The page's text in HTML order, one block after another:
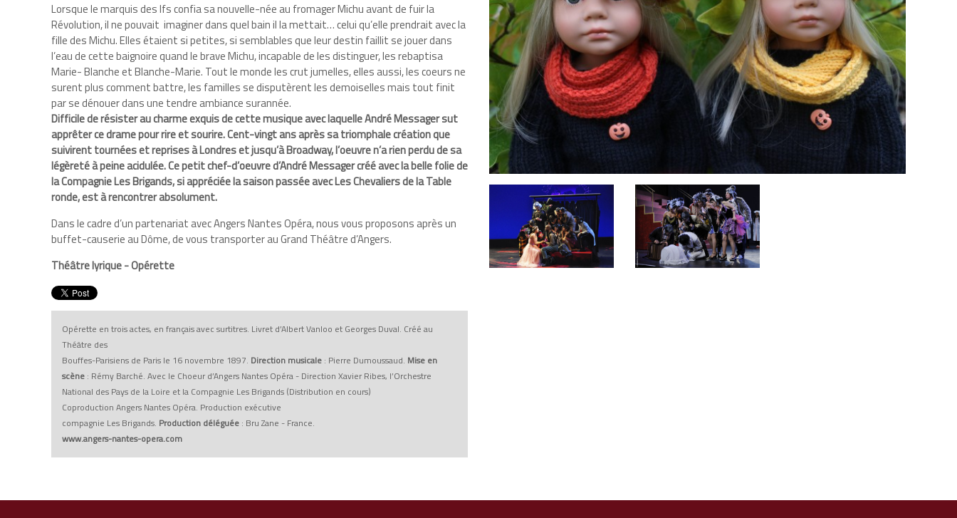
Lorsque le marquis des Ifs confia sa nouvelle-née au fromager Michu avant de fuir la
Révolution, il ne pouvait imaginer dans quel bain il la mettait… celui qu’elle prendrait avec la
fille des Michu. Elles étaient si petites, si semblables que leur destin faillit se jouer dans
l’eau de cette baignoire quand le brave Michu, incapable de les distinguer, les rebaptisa
Marie- Blanche et Blanche-Marie. Tout le monde les crut jumelles, elles aussi, les coeurs ne
surent plus comment battre, les familles se disputèrent les demoiselles mais tout finit
par se dénouer dans une tendre ambiance surannée.
Difficile de résister au charme exquis de cette musique avec laquelle André Messager sut
apprêter ce drame pour rire et sourire. Cent-vingt ans après sa triomphale création que
suivirent tournées et reprises à Londres et jusqu’à Broadway, l’oeuvre n’a rien perdu de sa
légèreté à peine acidulée. Ce petit chef-d’oeuvre d’André Messager créé avec la belle folie de
la Compagnie Les Brigands, si appréciée la saison passée avec Les Chevaliers de la Table
ronde, est à rencontrer absolument.
Dans le cadre d’un partenariat avec Angers Nantes Opéra, nous vous proposons après un
buffet-causerie au Dôme, de vous transporter au Grand Théâtre d’Angers.
Théâtre lyrique - Opérette
Opérette en trois actes, en français avec surtitres. Livret d’Albert Vanloo et Georges Duval. Créé au
Théâtre des
Bouffes-Parisiens de Paris le 16 novembre 1897. Direction musicale : Pierre Dumoussaud. Mise en
scène : Rémy Barché. Avec le Choeur d’Angers Nantes Opéra - Direction Xavier Ribes, l’Orchestre
National des Pays de la Loire et la Compagnie Les Brigands (Distribution en cours)
Coproduction Angers Nantes Opéra. Production exécutive
compagnie Les Brigands. Production déléguée : Bru Zane - France.
www.angers-nantes-opera.com